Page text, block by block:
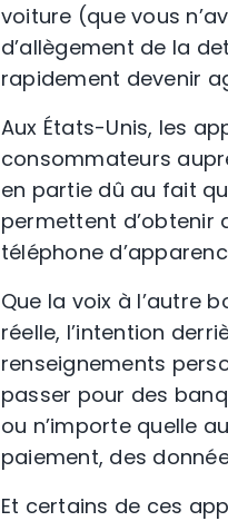
voiture (que vous
d’allègement de la
rapidement devenir
Aux États-Unis, les
consommateurs
en partie dû au fait
permettent d’obtenir
téléphone
Que la voix à l’autre
réelle, l’intention
renseignements
passer pour des
ou n’importe quelle
paiement, des
Et certains de ces